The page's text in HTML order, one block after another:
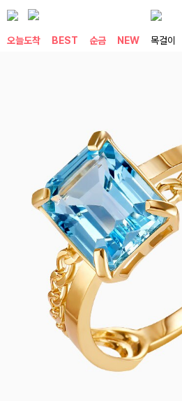
오늘도착 BEST 순금 NEW 목걸이